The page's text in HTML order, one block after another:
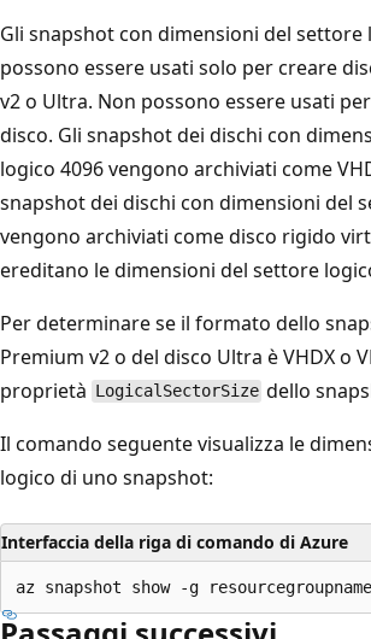
Gli snapshot con dimensioni del settore
possono essere usati solo per creare
v2 o Ultra. Non possono essere usati
disco. Gli snapshot dei dischi con
logico 4096 vengono archiviati come
snapshot dei dischi con dimensioni del
vengono archiviati come disco rigido
ereditano le dimensioni del settore
Per determinare se il formato dello
Premium v2 o del disco Ultra è VHDX o
proprietà LogicalSectorSize dello
Il comando seguente visualizza le
logico di uno snapshot:
Interfaccia della riga di comando di Azure